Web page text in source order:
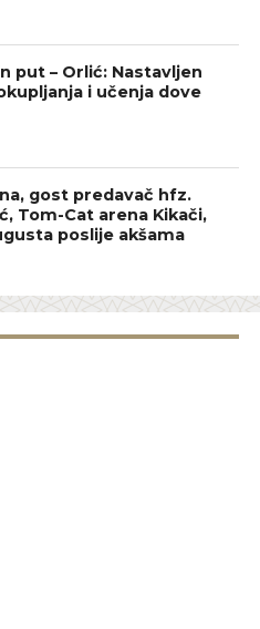
put – Orlić: Nastavljen
i učenja dove
gost predavač hfz.
Tom-Cat arena Kikači,
poslije akšama